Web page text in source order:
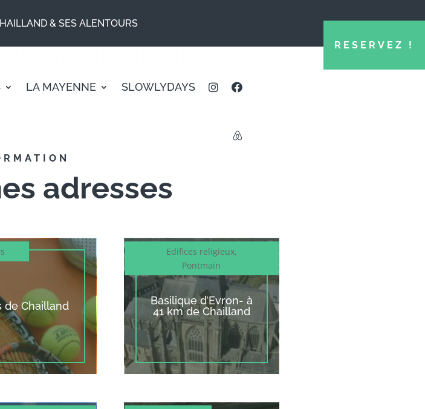
& SES ALENTOURS
LA MAYENNE SLOWLYDAYS
RESERVEZ !
adresses
de Chailland
Basilique d’Evron- à
41 km de Chailland
Edifices religieux,
Pontmain